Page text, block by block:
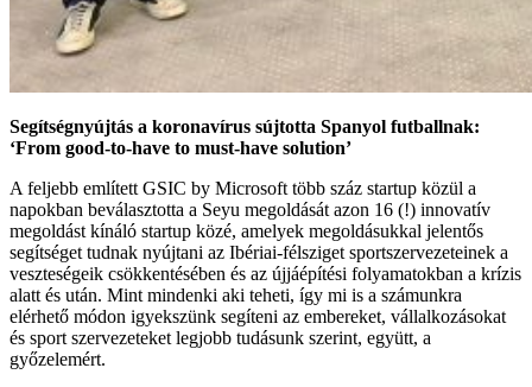
Segítségnyújtás a koronavírus sújtotta Spanyol futballnak:
‘From good-to-have to must-have solution’
A feljebb említett GSIC by Microsoft több száz startup közül a
napokban beválasztotta a Seyu megoldását azon 16 (!) innovatív
megoldást kínáló startup közé, amelyek megoldásukkal jelentős
segítséget tudnak nyújtani az Ibériai-félsziget sportszervezeteinek a
veszteségeik csökkentésében és az újjáépítési folyamatokban a krízis
alatt és után. Mint mindenki aki teheti, így mi is a számunkra
elérhető módon igyekszünk segíteni az embereket, vállalkozásokat
és sport szervezeteket legjobb tudásunk szerint, együtt, a
győzelemért.